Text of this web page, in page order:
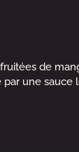
de
par une sauce